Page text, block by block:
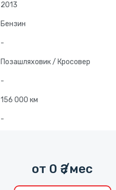
2013
Бензин
-
Позашляховик / Кросовер
-
156 000 км
-
от 0 ₴ /мес